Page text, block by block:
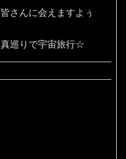
さんに会えますよぅ
巡りで宇宙旅行☆